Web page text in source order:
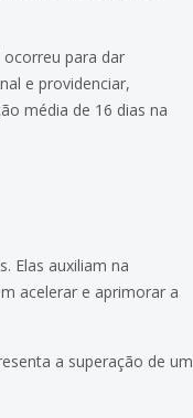
para dar
e providenciar,
média de 16 dias na
Elas auxiliam na
acelerar e aprimorar a
a superação de um